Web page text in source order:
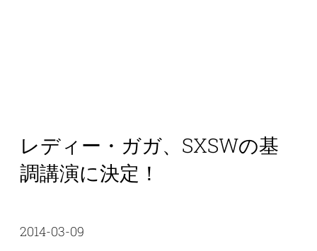
レディー・ガガ、SXSWの基
調講演に決定！
2014-03-09